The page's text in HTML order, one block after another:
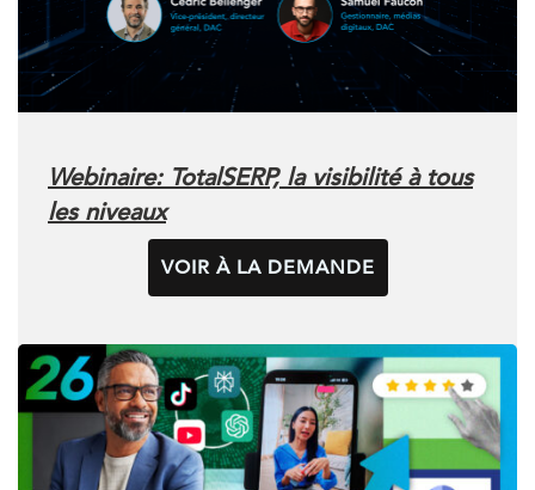
Webinaire: TotalSERP, la visibilité à tous
les niveaux
VOIR À LA DEMANDE